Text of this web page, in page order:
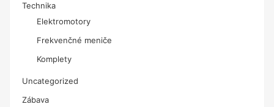
Technika
Elektromotory
Frekvenčné meniče
Komplety
Uncategorized
Zábava